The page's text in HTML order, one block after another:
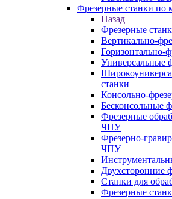
Фрезерные станки по
Назад
Фрезерные
Вертикально-
Горизонтально-
Универсальные
станки
Консольно-
Бесконсольные
Фрезерные
ЧПУ
Фрезерно-
ЧПУ
Двухсторонние
Станки для
Фрезерные